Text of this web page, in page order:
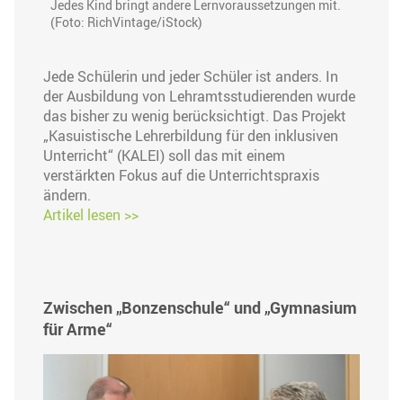
Jedes Kind bringt andere Lernvoraussetzungen mit.
(Foto: RichVintage/iStock)
Jede Schülerin und jeder Schüler ist anders. In
der Ausbildung von Lehramtsstudierenden wurde
das bisher zu wenig berücksichtigt. Das Projekt
„Kasuistische Lehrerbildung für den inklusiven
Unterricht“ (KALEI) soll das mit einem
verstärkten Fokus auf die Unterrichtspraxis
ändern.
Artikel lesen >>
Zwischen „Bonzenschule“ und „Gymnasium
für Arme“